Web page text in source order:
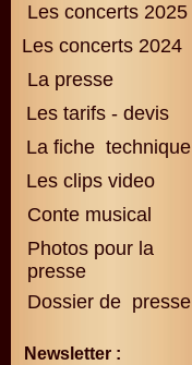
Les concerts 2025
Les concerts 2024
La presse
Les tarifs - devis
La fiche technique
Les clips video
Conte musical
Photos pour la
presse
Dossier de presse
Newsletter :